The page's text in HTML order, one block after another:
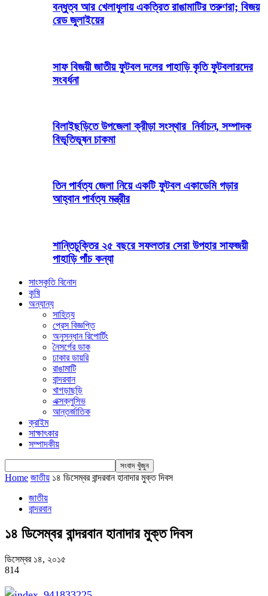
বন্ধুত্ব আর খেলাধুলায় একত্রিত রাঙামাটির তরুণরা; বিজয়
রেড জুলাইয়ের
সাফ বিজয়ী জাতীয় ফুটবল দলের পাহাড়ি কৃতি ফুটবলারদের
সংবর্ধনা
বিলাইছড়িতে উপজেলা ক্রীড়া সংস্থার নির্বাচন, সম্পাদক
বিভূতিভূষন চাকমা
তিন পার্বত্য জেলা নিয়ে একটি ফুটবল একাডেমি গড়ার
আহ্বান পার্বত্য মন্ত্রীর
শান্তিচুক্তির ২৫ বছরে সফলতার সেরা উপহার সাফজয়ী
পাহাড়ি পাঁচ কন্যা
সাংস্কৃতি বিনোদ
কৃষি
অন্যান্য
সাহিত্য
প্রেস বিজ্ঞপ্তি
অনুসন্ধান রিপোর্টিং
নৈসর্গের ডাক
ঢাকার ডায়রি
রাঙামাটি
বান্দরবান
খাগড়াছড়ি
এক্সক্লুসিভ
আন্তর্জাতিক
ক্রাইম
সাক্ষাৎকার
সম্পাদকীয়
Home জাতীয় ১৪ ডিসেম্বর বান্দরবান হানাদার মুক্ত দিবস
জাতীয়
বান্দরবান
১৪ ডিসেম্বর বান্দরবান হানাদার মুক্ত দিবস
ডিসেম্বর ১৪, ২০১৫
814